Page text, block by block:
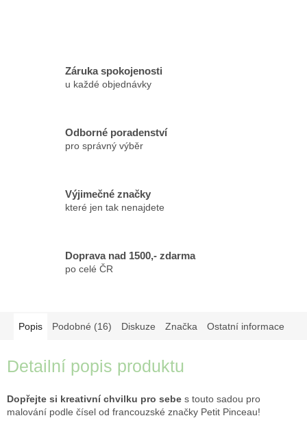
Záruka spokojenosti
u každé objednávky
Odborné poradenství
pro správný výběr
Výjimečné značky
které jen tak nenajdete
Doprava nad 1500,- zdarma
po celé ČR
Popis Podobné (16) Diskuze Značka Ostatní informace
Detailní popis produktu
Dopřejte si kreativní chvilku pro sebe s touto sadou pro
malování podle čísel od francouzské značky Petit Pinceau!